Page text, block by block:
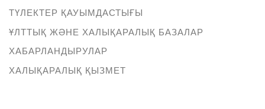
ТҮЛЕКТЕР ҚАУЫМДАСТЫҒЫ
ҰЛТТЫҚ ЖӘНЕ ХАЛЫҚАРАЛЫҚ БАЗАЛАР
ХАБАРЛАНДЫРУЛАР
ХАЛЫҚАРАЛЫҚ ҚЫЗМЕТ